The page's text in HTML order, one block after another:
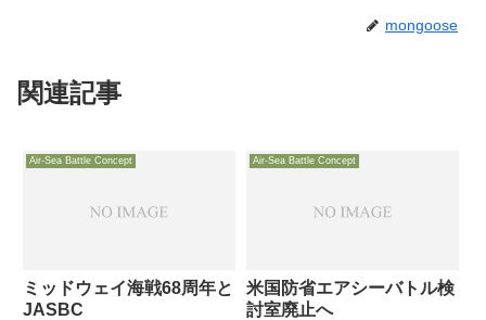
mongoose
関連記事
Air-Sea Battle Concept
ミッドウェイ海戦68周年と
JASBC
Air-Sea Battle Concept
米国防省エアシーバトル検
討室廃止へ